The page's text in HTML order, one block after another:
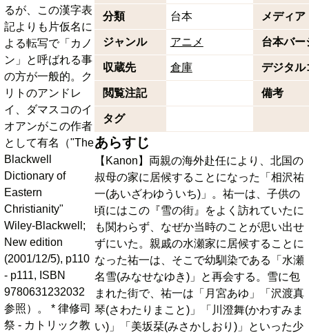
るが、この漢字表
記よりも片仮名に
よる転写で「カノ
ン」と呼ばれる事
の方が一般的。ク
リトのアンドレ
イ、ダマスコのイ
オアンがこの作者
として有名（"The
Blackwell
Dictionary of
Eastern
Christianity"
Wiley-Blackwell;
New edition
(2001/12/5), p110
- p111, ISBN
9780631232032
参照）。 * 律修司
祭 - カトリック教
分類 台本 メディア
ジャンル アニメ 台本バー
収蔵先 倉庫 デジタル
閲覧注記 備考
タグ
あらすじ
【Kanon】両親の海外赴任により、北国の
叔母の家に居候することになった「相沢祐
一(あいざわゆういち)」。祐一は、子供の
頃にはこの『雪の街』をよく訪れていたに
も関わらず、なぜか当時のことが思い出せ
ずにいた。親戚の水瀬家に居候することに
なった祐一は、そこで幼馴染である「水瀬
名雪(みなせなゆき)」と再会する。雪に包
まれた街で、祐一は「月宮あゆ」「沢渡真
琴(さわたりまこと)」「川澄舞(かわすみま
い)」「美坂栞(みさかしおり)」といった少